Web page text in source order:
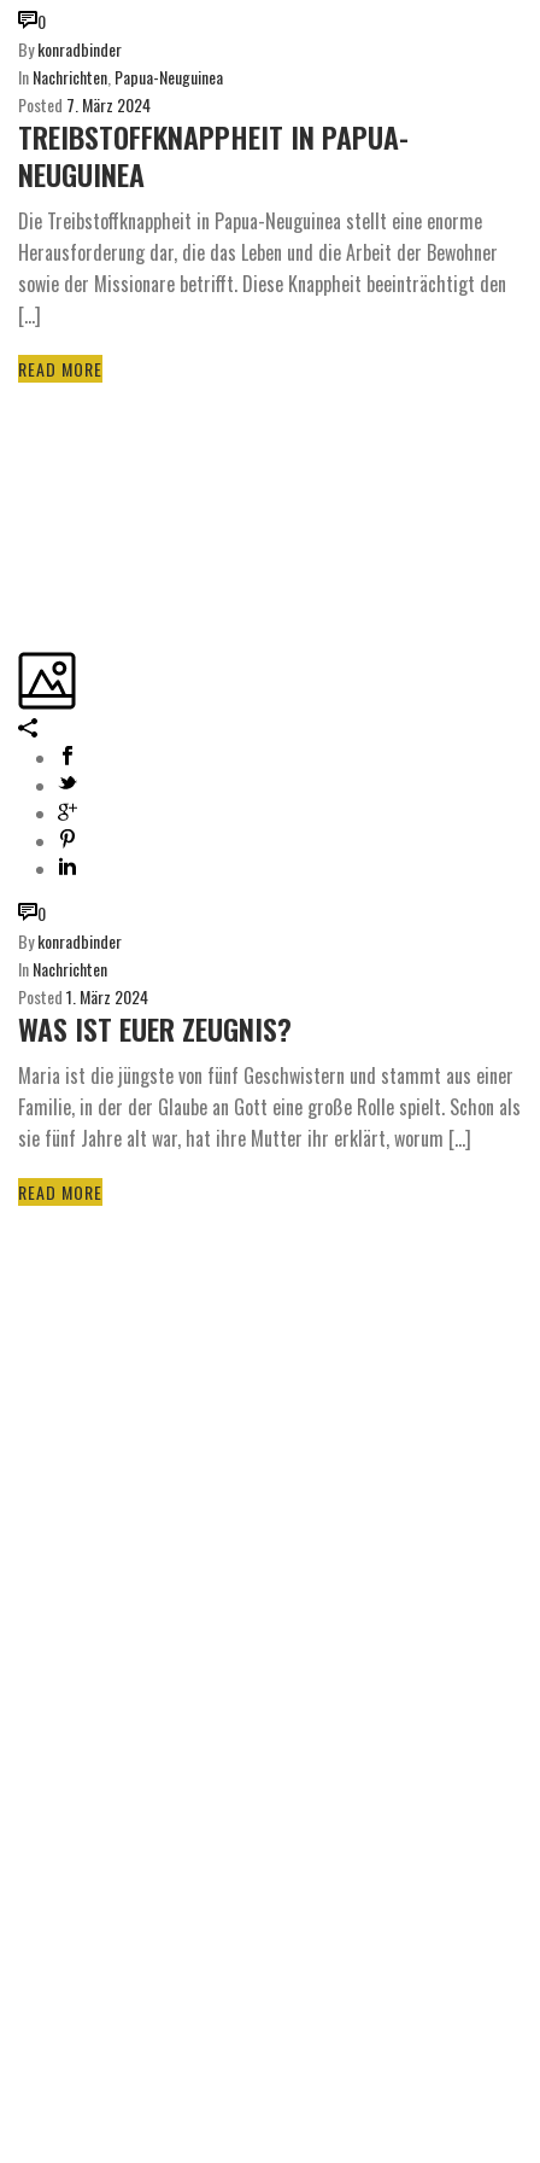
0
Bykonradbinder
InNachrichten,Papua-Neuguinea
Posted 7. März 2024
TREIBSTOFFKNAPPHEIT IN PAPUA-
NEUGUINEA
Die Treibstoffknappheit in Papua-Neuguinea stellt eine enorme
Herausforderung dar, die das Leben und die Arbeit der Bewohner
sowie der Missionare betrifft. Diese Knappheit beeinträchtigt den
[...]
READ MORE
0
Bykonradbinder
InNachrichten
Posted1. März 2024
WAS IST EUER ZEUGNIS?
Maria ist die jüngste von fünf Geschwistern und stammt aus einer
Familie, in der der Glaube an Gott eine große Rolle spielt. Schon als
sie fünf Jahre alt war, hat ihre Mutter ihr erklärt, worum [...]
READ MORE